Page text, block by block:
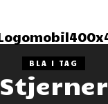
BLA I TAG
Stjerner